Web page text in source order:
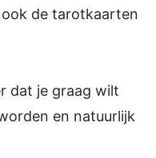
de tarotkaarten
dat je graag wilt
en natuurlijk